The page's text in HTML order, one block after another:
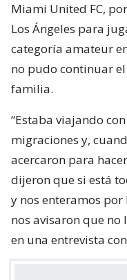
Miami United FC,
Los Ángeles para
categoría amateur
no pudo continuar
familia.
“Estaba viajando
migraciones y,
acercaron para
dijeron que si está
y nos enteramos
nos avisaron que
en una entrevista